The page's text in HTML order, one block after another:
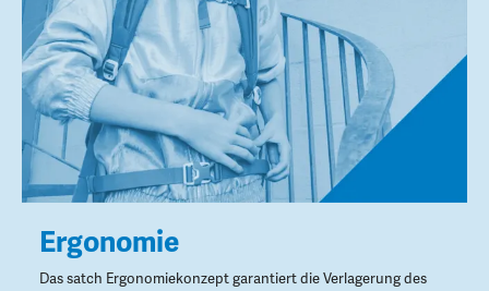
Ergonomie
Das satch Ergonomiekonzept garantiert die Verlagerung des